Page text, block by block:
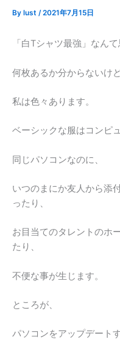
By lust /2021年7月15日
「白Tシャツ最強」なん
何枚あるか分からないけど
私は色々あります。
ベーシックな服はコンピ
同じパソコンなのに、
いつのまにか友人から添
ったり、
お目当てのタレントのホ
たり、
不便な事が生じます。
ところが、
パソコンをアップデートす